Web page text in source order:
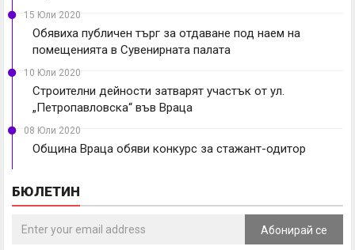
15 Юли 2020
Обявиха публичен търг за отдаване под наем на
помещенията в Сувенирната палата
10 Юли 2020
Строителни дейности затварят участък от ул.
„Петропавловска“ във Враца
08 Юли 2020
Община Враца обяви конкурс за стажант-одитор
БЮЛЕТИН
Абонирай се